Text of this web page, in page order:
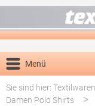
Menü
Sie sind hier:
Damen Polo Shirts >